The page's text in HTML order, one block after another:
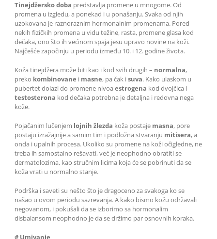
Tinejdžersko doba predstavlja promene u mnogome. Od
promena u izgledu, a ponekad i u ponašanju. Svaka od njih
uzokovana je raznoraznim hormonalnim promenama. Pored
nekih fizičkih promena u vidu težine, rasta, promene glasa kod
dečaka, ono što ih većinom spaja jesu upravo novine na koži.
Najčešće započinju u periodu između 10. i 12. godine života.
Koža tinejdžera može biti kao i kod svih drugih – normalna,
preko kombinovane i masne, pa čak isuva. Kako ulaskom u
pubertet dolazi do promene nivoa estrogena kod dvojčica i
testosterona kod dečaka potrebna je detaljna i redovna nega
kože.
Pojačanim lučenjem lojnih žlezda koža postaje masna, pore
postaju izražajnije a samim tim i podložna stvaranju mitisera, a
onda i upalnih procesa. Ukoliko su promene na koži očigledne, ne
treba ih samostalno rešavati, već je neophodno obratiti se
dermatolozima, kao stručnim licima koja će se pobrinuti da se
koža vrati u normalno stanje.
Podrška i saveti su nešto što je dragoceno za svakoga ko se
našao u ovom periodu sazrevanja. A kako bismo kožu održavali
negovanom, i pokušali da se izborimo sa hormonalim
disbalansom neophodno je da se držimo par osnovnih koraka.
# Umivanje